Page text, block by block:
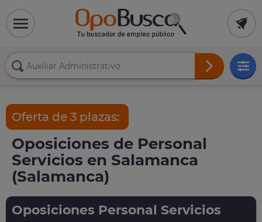
Oferta de 3 plazas:
Oposiciones de Personal
Servicios en Salamanca
(Salamanca)
Oposiciones Personal Servicios